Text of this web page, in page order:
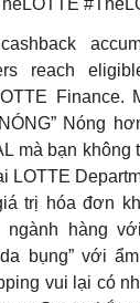
reach
Finance.
Nóng
mà bạn không
LOTTE
trị hóa đơn
ngành hàng
da bụng” với
vui lại có